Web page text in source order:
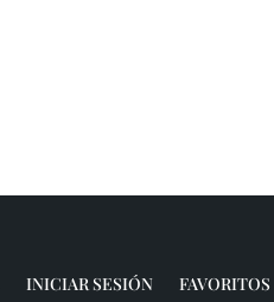
INICIAR SESIÓN FAVORITOS